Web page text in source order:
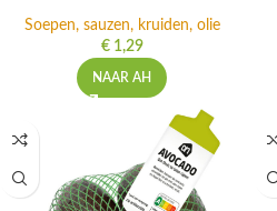
Soepen, sauzen, kruiden, olie
€1,29
NAAR AH